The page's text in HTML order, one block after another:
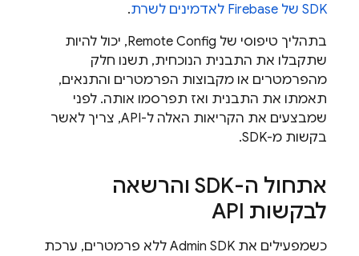
SDK של Firebase לאדמינים לשרת
.
בתהליך טיפוסי של Remote Config, יכול להיות
שתקבלו את התבנית הנוכחית, תשנו חלק
מהפרמטרים או מקבוצות הפרמטרים והתנאים,
תאמתו את התבנית ואז תפרסמו אותה. לפני
שמבצעים את הקריאות האלה ל-API, צריך לאשר
בקשות מ-SDK.
אתחול ה-SDK והרשאה
לבקשות API
כשמפעילים את Admin SDK ללא פרמטרים, ערכת